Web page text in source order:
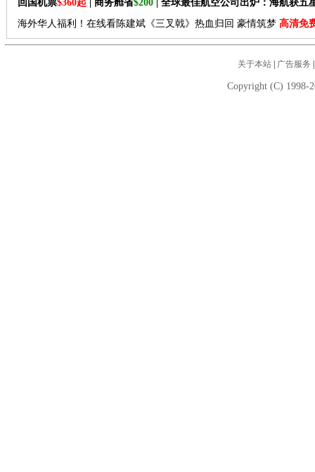
回国机票$360起 | 商务舱省$200 | 全球最佳航空公司出炉：海航获五
海外华人福利！在线看陈建斌《三叉戟》热血归回 豪情筑梦 高清免
关于本站| 广告服务
Copyright (C) 1998-